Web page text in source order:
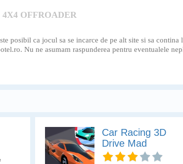
OFFROADER
posibil ca jocul sa se incarce de pe alt site si sa
Nu ne asumam raspunderea pentru eventualele
Car Racing 3D
Drive Mad